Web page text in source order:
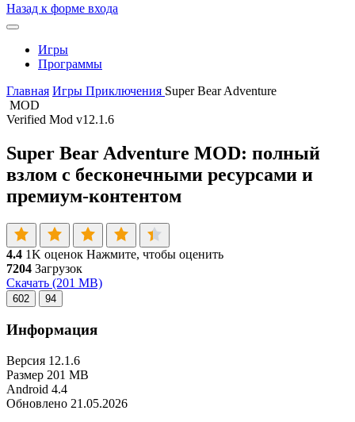
Назад к форме входа
Игры
Программы
Главная Игры Приключения Super Bear Adventure
MOD
Verified Mod v12.1.6
Super Bear Adventure MOD: полный
взлом с бесконечными ресурсами и
премиум-контентом
4.4 1K оценок Нажмите, чтобы оценить
7204 Загрузок
Скачать (201 MB)
602 94
Информация
Версия 12.1.6
Размер 201 MB
Android 4.4
Обновлено 21.05.2026